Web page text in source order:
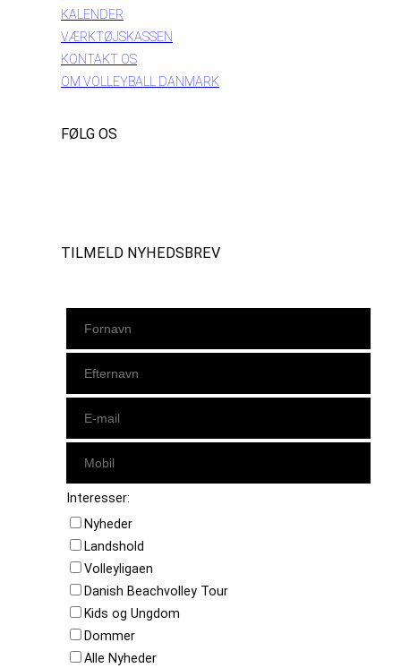
KALENDER
VÆRKTØJSKASSEN
KONTAKT OS
OM VOLLEYBALL DANMARK
FØLG OS
TILMELD NYHEDSBREV
Interesser:
Nyheder
Landshold
Volleyligaen
Danish Beachvolley Tour
Kids og Ungdom
Dommer
Alle Nyheder